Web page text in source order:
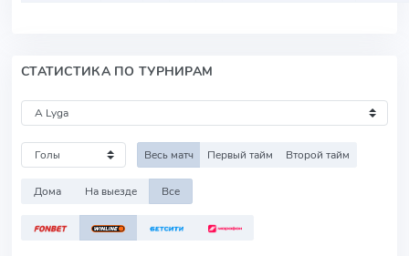
СТАТИСТИКА ПО ТУРНИРАМ
Весь матч Первый тайм Второй тайм
Дома На выезде Все